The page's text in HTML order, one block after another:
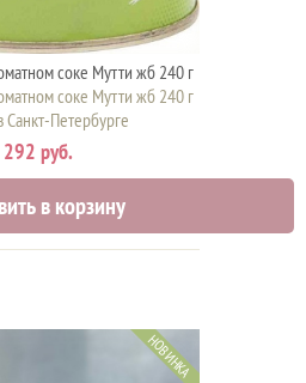
соке Мутти жб 240 г
соке Мутти жб 240 г
Санкт-Петербурге
292 руб.
в корзину
НОВИНКА